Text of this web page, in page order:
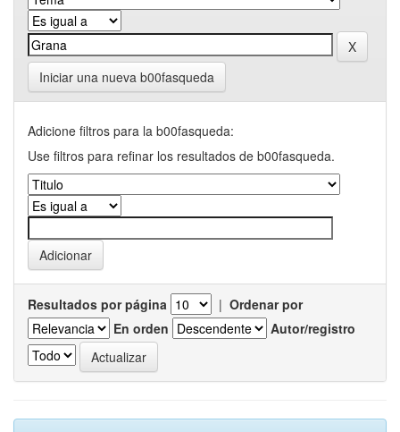
Iniciar una nueva b00fasqueda
Adicione filtros para la b00fasqueda:
Use filtros para refinar los resultados de b00fasqueda.
Resultados por página | Ordenar por
En orden
Autor/registro